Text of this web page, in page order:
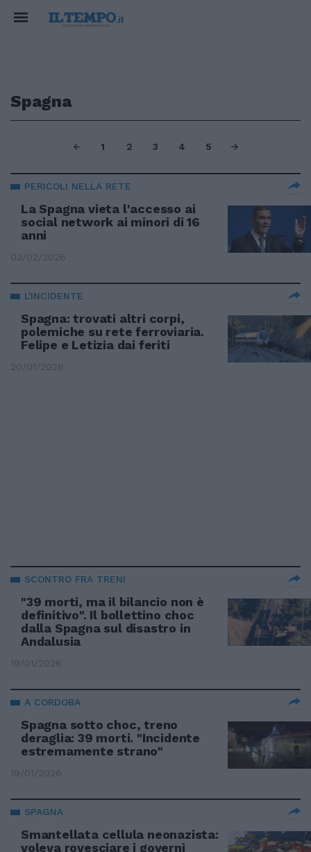
Spagna
1 2 3 4 5
PERICOLI NELLA RETE
La Spagna vieta l'accesso ai
social network ai minori di 16
anni
03/02/2026
L'INCIDENTE
Spagna: trovati altri corpi,
polemiche su rete ferroviaria.
Felipe e Letizia dai feriti
20/01/2026
SCONTRO FRA TRENI
"39 morti, ma il bilancio non è
definitivo". Il bollettino choc
dalla Spagna sul disastro in
Andalusia
19/01/2026
A CORDOBA
Spagna sotto choc, treno
deraglia: 39 morti. "Incidente
estremamente strano"
19/01/2026
SPAGNA
Smantellata cellula neonazista:
voleva rovesciare i governi